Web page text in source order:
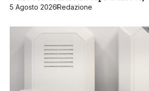
5 Agosto 2026Redazione